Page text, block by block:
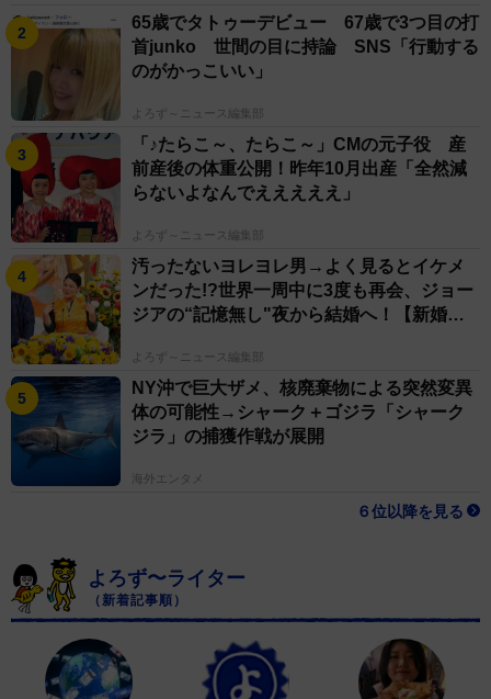
65歳でタトゥーデビュー 67歳で3つ目の打
首junko 世間の目に持論 SNS「行動する
のがかっこいい」
よろず～ニュース編集部
「♪たらこ～、たらこ～」CMの元子役 産
前産後の体重公開！昨年10月出産「全然減
らないよなんでえええええ」
よろず～ニュース編集部
汚ったないヨレヨレ男→よく見るとイケメ
ンだった!?世界一周中に3度も再会、ジョー
ジアの“記憶無し"夜から結婚へ！【新婚さ
よろず～ニュース編集部
NY沖で巨大ザメ、核廃棄物による突然変異
体の可能性→シャーク＋ゴジラ「シャーク
ジラ」の捕獲作戦が展開
海外エンタメ
６位以降を見る
よろず〜ライター
（新着記事順）